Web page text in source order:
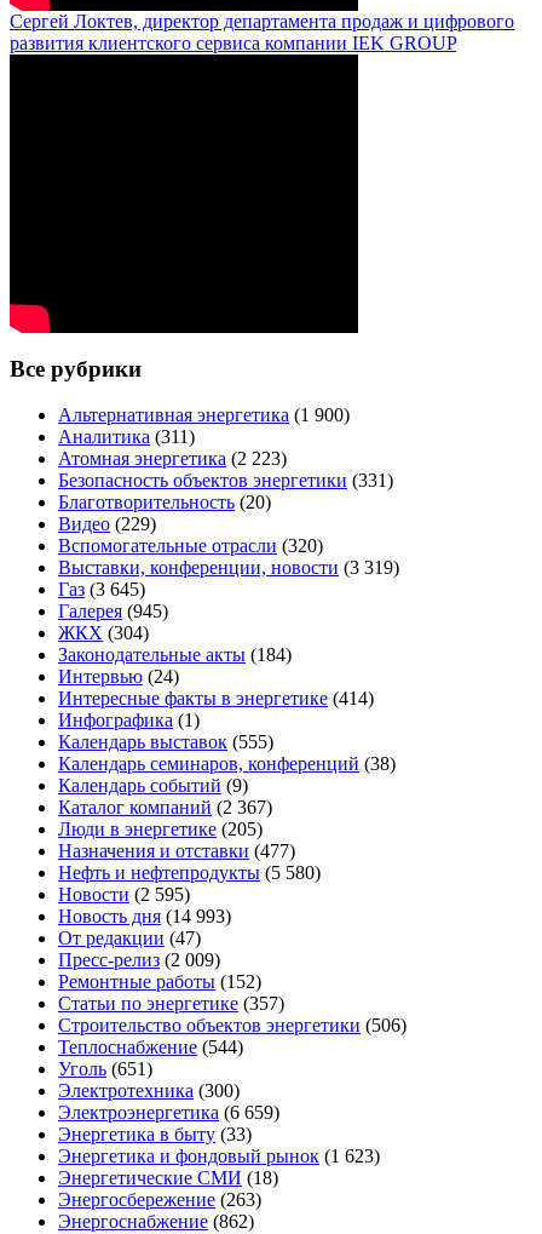
Сергей Локтев, директор департамента продаж и цифрового
развития клиентского сервиса компании IEK GROUP
Все рубрики
Альтернативная энергетика (1 900)
Аналитика (311)
Атомная энергетика (2 223)
Безопасность объектов энергетики (331)
Благотворительность (20)
Видео (229)
Вспомогательные отрасли (320)
Выставки, конференции, новости (3 319)
Газ (3 645)
Галерея (945)
ЖКХ (304)
Законодательные акты (184)
Интервью (24)
Интересные факты в энергетике (414)
Инфографика (1)
Календарь выставок (555)
Календарь семинаров, конференций (38)
Календарь событий (9)
Каталог компаний (2 367)
Люди в энергетике (205)
Назначения и отставки (477)
Нефть и нефтепродукты (5 580)
Новости (2 595)
Новость дня (14 993)
От редакции (47)
Пресс-релиз (2 009)
Ремонтные работы (152)
Статьи по энергетике (357)
Строительство объектов энергетики (506)
Теплоснабжение (544)
Уголь (651)
Электротехника (300)
Электроэнергетика (6 659)
Энергетика в быту (33)
Энергетика и фондовый рынок (1 623)
Энергетические СМИ (18)
Энергосбережение (263)
Энергоснабжение (862)